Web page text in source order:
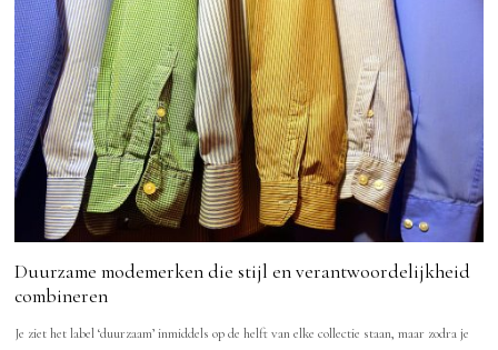
Duurzame modemerken die stijl en verantwoordelijkheid
combineren
Je ziet het label ‘duurzaam’ inmiddels op de helft van elke collectie staan, maar zodra je